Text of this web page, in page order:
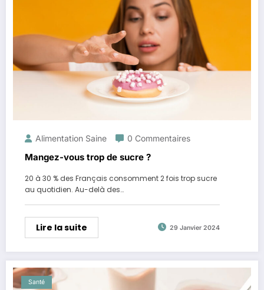
Alimentation Saine 0 Commentaires
Mangez-vous trop de sucre ?
20 à 30 % des Français consomment 2 fois trop sucre
au quotidien. Au-delà des…
Lire la suite 29 Janvier 2024
Santé